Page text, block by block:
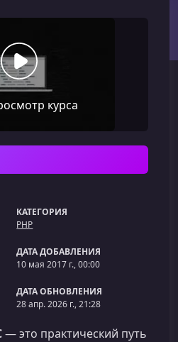
курса
КАТЕГОРИЯ
PHP
ДАТА ДОБАВЛЕНИЯ
10 мая 2017 г., 00:00
ДАТА ОБНОВЛЕНИЯ
28 апр. 2026 г., 21:28
— это практический путь